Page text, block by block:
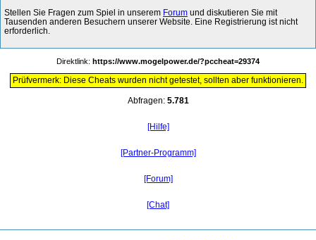
Stellen Sie Fragen zum Spiel in unserem Forum und diskutieren Sie mit
Tausenden anderen Besuchern unserer Website. Eine Registrierung ist nicht
erforderlich.
Direktlink: https://www.mogelpower.de/?pccheat=29374
Prüfvermerk: Diese Cheats wurden nicht getestet, sollten aber funktionieren.
Abfragen: 5.781
[Hilfe]
[Partner-Programm]
[Forum]
[Chat]